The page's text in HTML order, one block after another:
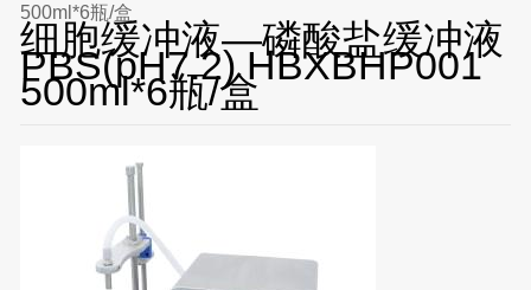
500ml*6瓶/盒
细胞缓冲液—磷酸盐缓冲液
PBS(pH7.2) HBXBHP001
500ml*6瓶/盒